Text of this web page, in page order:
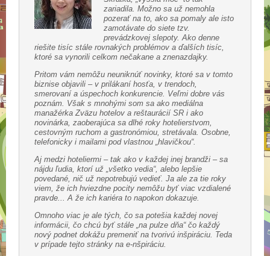
zariadila. Možno sa už nemohla
pozerať na to, ako sa pomaly ale isto
zamotávate do siete tzv.
prevádzkovej slepoty. Ako denne
riešite tisíc stále rovnakých problémov a ďalších tisíc,
ktoré sa vynorili celkom nečakane a znenazdajky.
Pritom vám nemôžu neuniknúť novinky, ktoré sa v tomto
biznise objavili – v prilákaní hosťa, v trendoch,
smerovaní a úspechoch konkurencie. Veľmi dobre vás
poznám. Však s mnohými som sa ako mediálna
manažérka Zväzu hotelov a reštaurácií SR i ako
novinárka, zaoberajúca sa dlhé roky hotelierstvom,
cestovným ruchom a gastronómiou, stretávala. Osobne,
telefonicky i mailami pod vlastnou „hlavičkou“.
Aj medzi hoteliermi – tak ako v každej inej brandži – sa
nájdu ľudia, ktorí už „všetko vedia“, alebo lepšie
povedané, nič už nepotrebujú vedieť. Ja ale za tie roky
viem, že ich hviezdne pocity nemôžu byť viac vzdialené
pravde... A že ich kariéra to napokon dokazuje.
Omnoho viac je ale tých, čo sa potešia každej novej
informácii, čo chcú byť stále „na pulze dňa“ čo každý
nový podnet dokážu premeniť na tvorivú inšpiráciu. Teda
v prípade tejto stránky na e-nšpiráciu.